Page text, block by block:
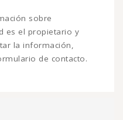
sobre
es el propietario y
la información,
de contacto.